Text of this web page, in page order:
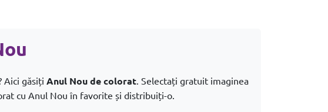
Aici găsiți Anul Nou de colorat. Selectați gratuit imaginea
cu Anul Nou în favorite și distribuiți-o.